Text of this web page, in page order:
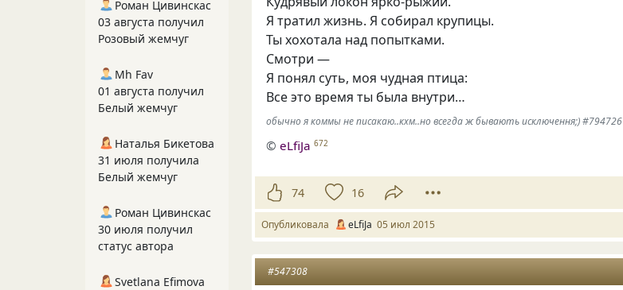
Я тратил жизнь. Я собирал крупицы.
Ты хохотала над попытками.
Смотри —
Я понял суть, моя чудная птица:
Все это время ты была внутри…
обычно я коммы не писакаю..кхм..но всегда ж бывають исключення;) #794726
©eLfiJa 672
74 16
Опубликовала eLfiJa 05 июл 2015
#547308
Роман Цивинскас
03 августа получил
Розовый жемчуг
Mh Fav
01 августа получил
Белый жемчуг
Наталья Бикетова
31 июля получила
Белый жемчуг
Роман Цивинскас
30 июля получил
статус автора
Svetlana Efimova